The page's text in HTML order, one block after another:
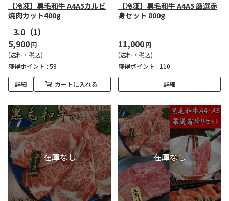
【冷凍】黒毛和牛 A4A5カルビ
焼肉カット400g
3.0 （1）
5,900円
(送料・税込)
獲得ポイント : 59
詳細 カートに入れる
【冷凍】黒毛和牛 A4A5 厳選赤
身セット 800g
11,000円
(送料・税込)
獲得ポイント : 110
詳細